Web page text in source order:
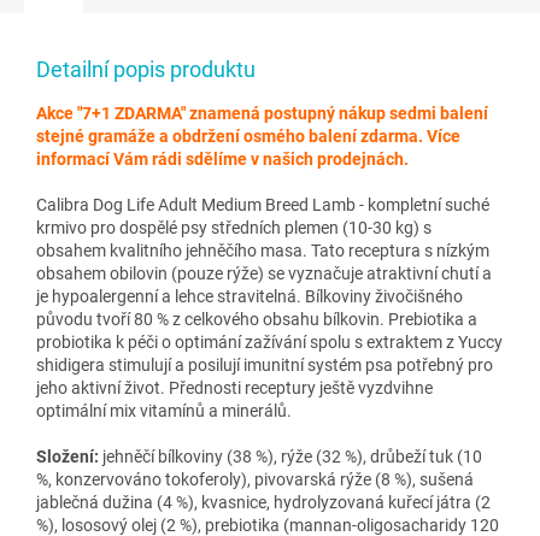
Detailní popis produktu
Akce "7+1 ZDARMA" znamená postupný nákup sedmi balení
stejné gramáže a obdržení osmého balení zdarma. Více
informací Vám rádi sdělíme v našich prodejnách.
Calibra Dog Life Adult Medium Breed Lamb - kompletní suché
krmivo pro dospělé psy středních plemen (10-30 kg) s
obsahem kvalitního jehněčího masa. Tato receptura s nízkým
obsahem obilovin (pouze rýže) se vyznačuje atraktivní chutí a
je hypoalergenní a lehce stravitelná. Bílkoviny živočišného
původu tvoří 80 % z celkového obsahu bílkovin. Prebiotika a
probiotika k péči o optimání zažívání spolu s extraktem z Yuccy
shidigera stimulují a posilují imunitní systém psa potřebný pro
jeho aktivní život. Přednosti receptury ještě vyzdvihne
optimální mix vitamínů a minerálů.
Složení: jehněčí bílkoviny (38 %), rýže (32 %), drůbeží tuk (10
%, konzervováno tokoferoly), pivovarská rýže (8 %), sušená
jablečná dužina (4 %), kvasnice, hydrolyzovaná kuřecí játra (2
%), lososový olej (2 %), prebiotika (mannan-oligosacharidy 120